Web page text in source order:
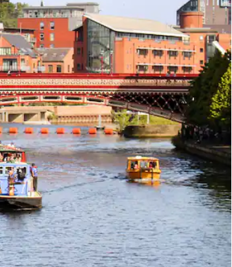
les parcourir ou en appuyant et en faisant glisser.